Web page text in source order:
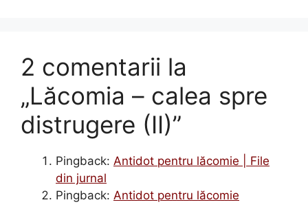
2 comentarii la
„Lăcomia – calea spre
distrugere (II)”
Pingback: Antidot pentru lăcomie | File
din jurnal
Pingback: Antidot pentru lăcomie